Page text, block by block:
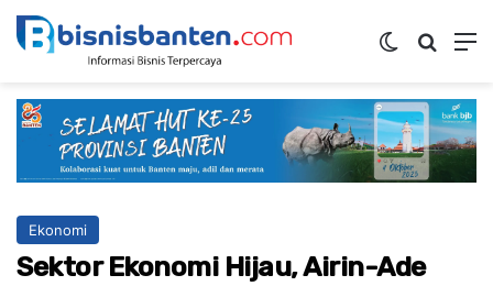
Switch skin
Ekonomi
Sektor Ekonomi Hijau, Airin-Ade